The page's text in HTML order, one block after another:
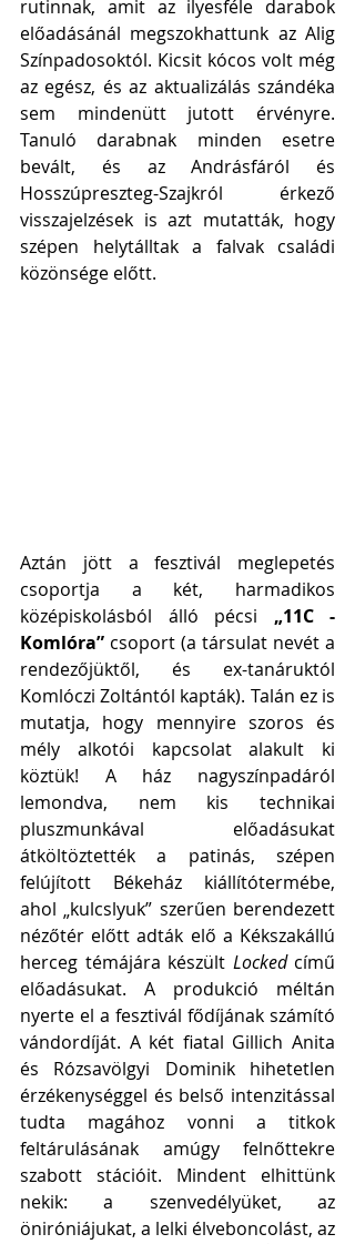
rutinnak, amit az ilyesféle darabok
előadásánál megszokhattunk az Alig
Színpadosoktól. Kicsit kócos volt még
az egész, és az aktualizálás szándéka
sem mindenütt jutott érvényre.
Tanuló darabnak minden esetre
bevált, és az Andrásfáról és
Hosszúpreszteg-Szajkról érkező
visszajelzések is azt mutatták, hogy
szépen helytálltak a falvak családi
közönsége előtt.
Aztán jött a fesztivál meglepetés
csoportja a két, harmadikos
középiskolásból álló pécsi „11C -
Komlóra” csoport (a társulat nevét a
rendezőjüktől, és ex-tanáruktól
Komlóczi Zoltántól kapták). Talán ez is
mutatja, hogy mennyire szoros és
mély alkotói kapcsolat alakult ki
köztük! A ház nagyszínpadáról
lemondva, nem kis technikai
pluszmunkával előadásukat
átköltöztették a patinás, szépen
felújított Békeház kiállítótermébe,
ahol „kulcslyuk” szerűen berendezett
nézőtér előtt adták elő a Kékszakállú
herceg témájára készült Locked című
előadásukat. A produkció méltán
nyerte el a fesztivál fődíjának számító
vándordíját. A két fiatal Gillich Anita
és Rózsavölgyi Dominik hihetetlen
érzékenységgel és belső intenzitással
tudta magához vonni a titkok
feltárulásának amúgy felnőttekre
szabott stációit. Mindent elhittünk
nekik: a szenvedélyüket, az
öniróniájukat, a lelki élveboncolást, az